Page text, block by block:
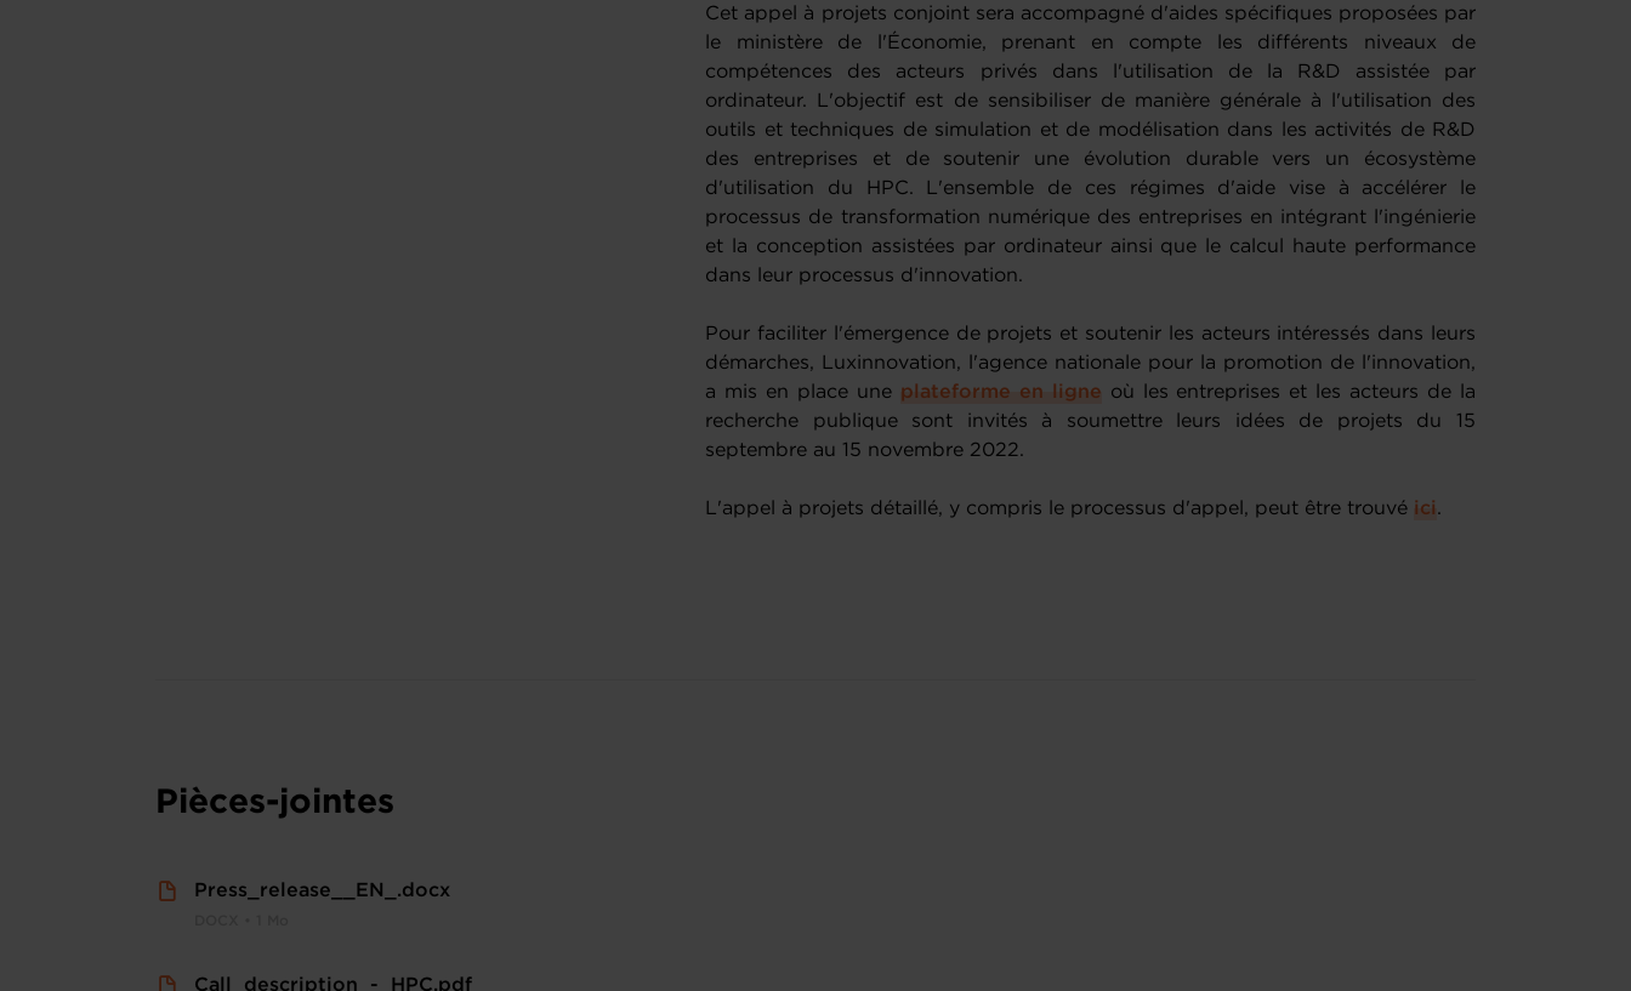
Cet appel à projets conjoint sera accompagné d'aides spécifiques proposées par
le ministère de l'Économie, prenant en compte les différents niveaux de
compétences des acteurs privés dans l'utilisation de la R&D assistée par
ordinateur. L'objectif est de sensibiliser de manière générale à l'utilisation des
outils et techniques de simulation et de modélisation dans les activités de R&D
des entreprises et de soutenir une évolution durable vers un écosystème
d'utilisation du HPC. L'ensemble de ces régimes d'aide vise à accélérer le
processus de transformation numérique des entreprises en intégrant l'ingénierie
et la conception assistées par ordinateur ainsi que le calcul haute performance
dans leur processus d'innovation.
Pour faciliter l'émergence de projets et soutenir les acteurs intéressés dans leurs
démarches, Luxinnovation, l'agence nationale pour la promotion de l'innovation,
a mis en place une plateforme en ligne où les entreprises et les acteurs de la
recherche publique sont invités à soumettre leurs idées de projets du 15
septembre au 15 novembre 2022.
L'appel à projets détaillé, y compris le processus d'appel, peut être trouvé ici .
Pièces-jointes
Press_release__EN_.docx
Call_description_-_HPC.pdf